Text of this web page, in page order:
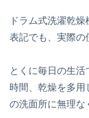
ドラム式洗濯乾
表記でも、実際の
とくに毎日の生
時間、乾燥を多用
の洗面所に無理な